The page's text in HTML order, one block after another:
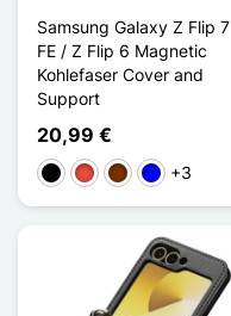
Samsung Galaxy Z Flip 7
FE / Z Flip 6 Magnetic
Kohlefaser Cover and
Support
20,99 €
Schwarz
Rot KaffeeBlau+3